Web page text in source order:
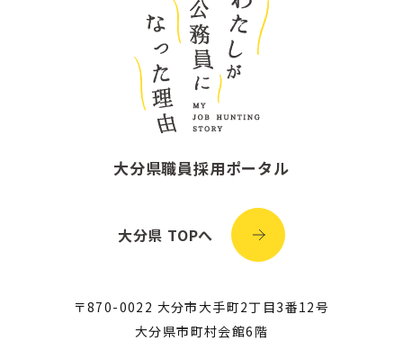
大分県職員採用ポータル
大分県 TOPへ
〒870-0022 大分市大手町2丁目3番12号
大分県市町村会館6階